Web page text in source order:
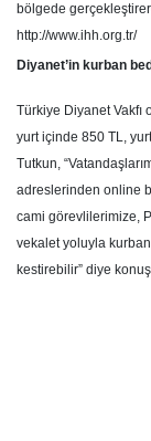
bölgede
http://www.ihh.org.tr/
Diyanet’in kurban
Türkiye Diyanet Vakfı
yurt içinde 850 TL,
Tutkun,
adreslerinden online
cami görevlilerimize,
vekalet yoluyla kurban
kestirebilir” diye